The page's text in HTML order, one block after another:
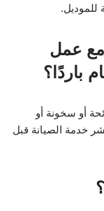
للموديل.
مع عمل
باردًا؟
أو سخونة أو
خدمة الصيانة قبل